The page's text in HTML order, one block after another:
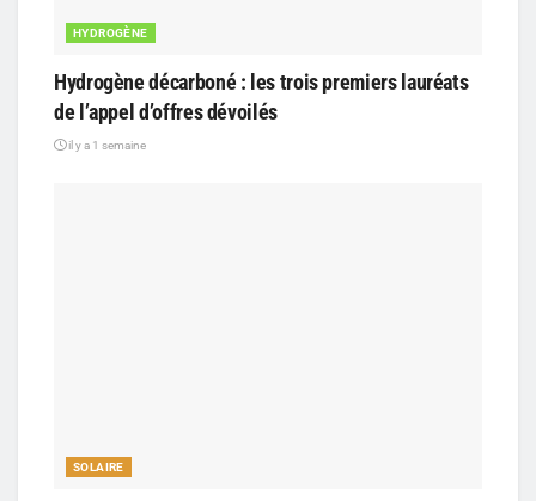
HYDROGÈNE
Hydrogène décarboné : les trois premiers lauréats
de l’appel d’offres dévoilés
il y a 1 semaine
SOLAIRE